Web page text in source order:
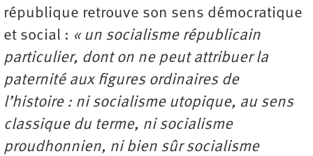
république retrouve son sens démocratique
et social : « un socialisme républicain
particulier, dont on ne peut attribuer la
paternité aux figures ordinaires de
l’histoire : ni socialisme utopique, au sens
classique du terme, ni socialisme
proudhonnien, ni bien sûr socialisme